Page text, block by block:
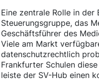
Eine zentrale Rolle in
Steuerungsgruppe, das
Geschäftsführer des
Viele am Markt
datenschutzrechtlich
Frankfurter Schulen
leiste der SV-Hub einen